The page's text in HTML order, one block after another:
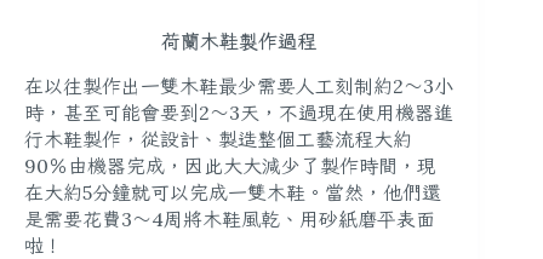
荷蘭木鞋製作過程
在以往製作出一雙木鞋最少需要人工刻制約2～3小
時，甚至可能會要到2～3天，不過現在使用機器進
行木鞋製作，從設計、製造整個工藝流程大約
90％由機器完成，因此大大減少了製作時間，現
在大約5分鐘就可以完成一雙木鞋。當然，他們還
是需要花費3～4周將木鞋風乾、用砂紙磨平表面
啦！